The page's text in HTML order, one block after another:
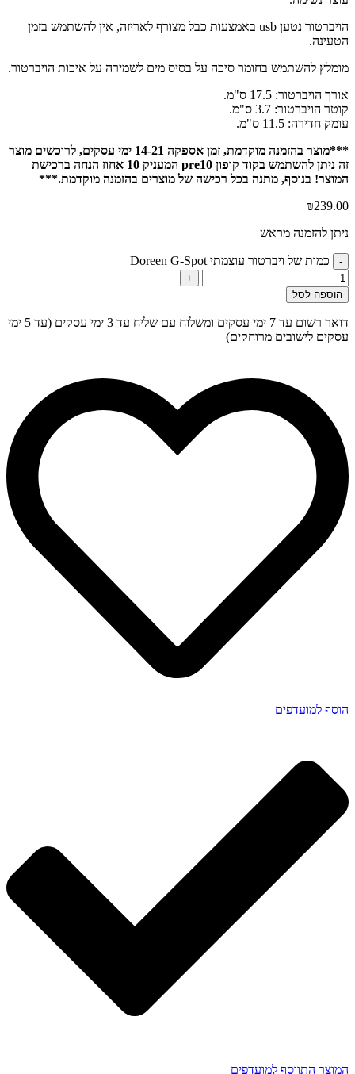
הויברטור נטען usb באמצעות כבל מצורף לאריזה, אין להשתמש בזמן
הטעינה.
מומלץ להשתמש בחומר סיכה על בסיס מים לשמירה על איכות הויברטור.
אורך הויברטור: 17.5 ס"מ.
קוטר הויברטור: 3.7 ס"מ.
עומק חדירה: 11.5 ס"מ.
***מוצר בהזמנה מוקדמת, זמן אספקה 14-21 ימי עסקים, לרוכשים מוצר
זה ניתן להשתמש בקוד קופון pre10 המעניק 10 אחוז הנחה ברכישת
המוצר! בנוסף, מתנה בכל רכישה של מוצרים בהזמנה מוקדמת.***
₪239.00
ניתן להזמנה מראש
- כמות של ויברטור עוצמתי Doreen G-Spot
+
הוספה לסל
דואר רשום עד 7 ימי עסקים ומשלוח עם שליח עד 3 ימי עסקים (עד 5 ימי
עסקים לישובים מרוחקים)
הוסף למועדפים
המוצר התווסף למועדפים